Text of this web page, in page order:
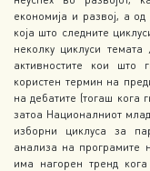
економија и развој, а
која што следните
неколку циклуси темата
активностите кои што
користен термин на
на дебатите (тогаш кога
затоа Националниот
изборни циклуса за
анализа на програмите
има нагорен тренд